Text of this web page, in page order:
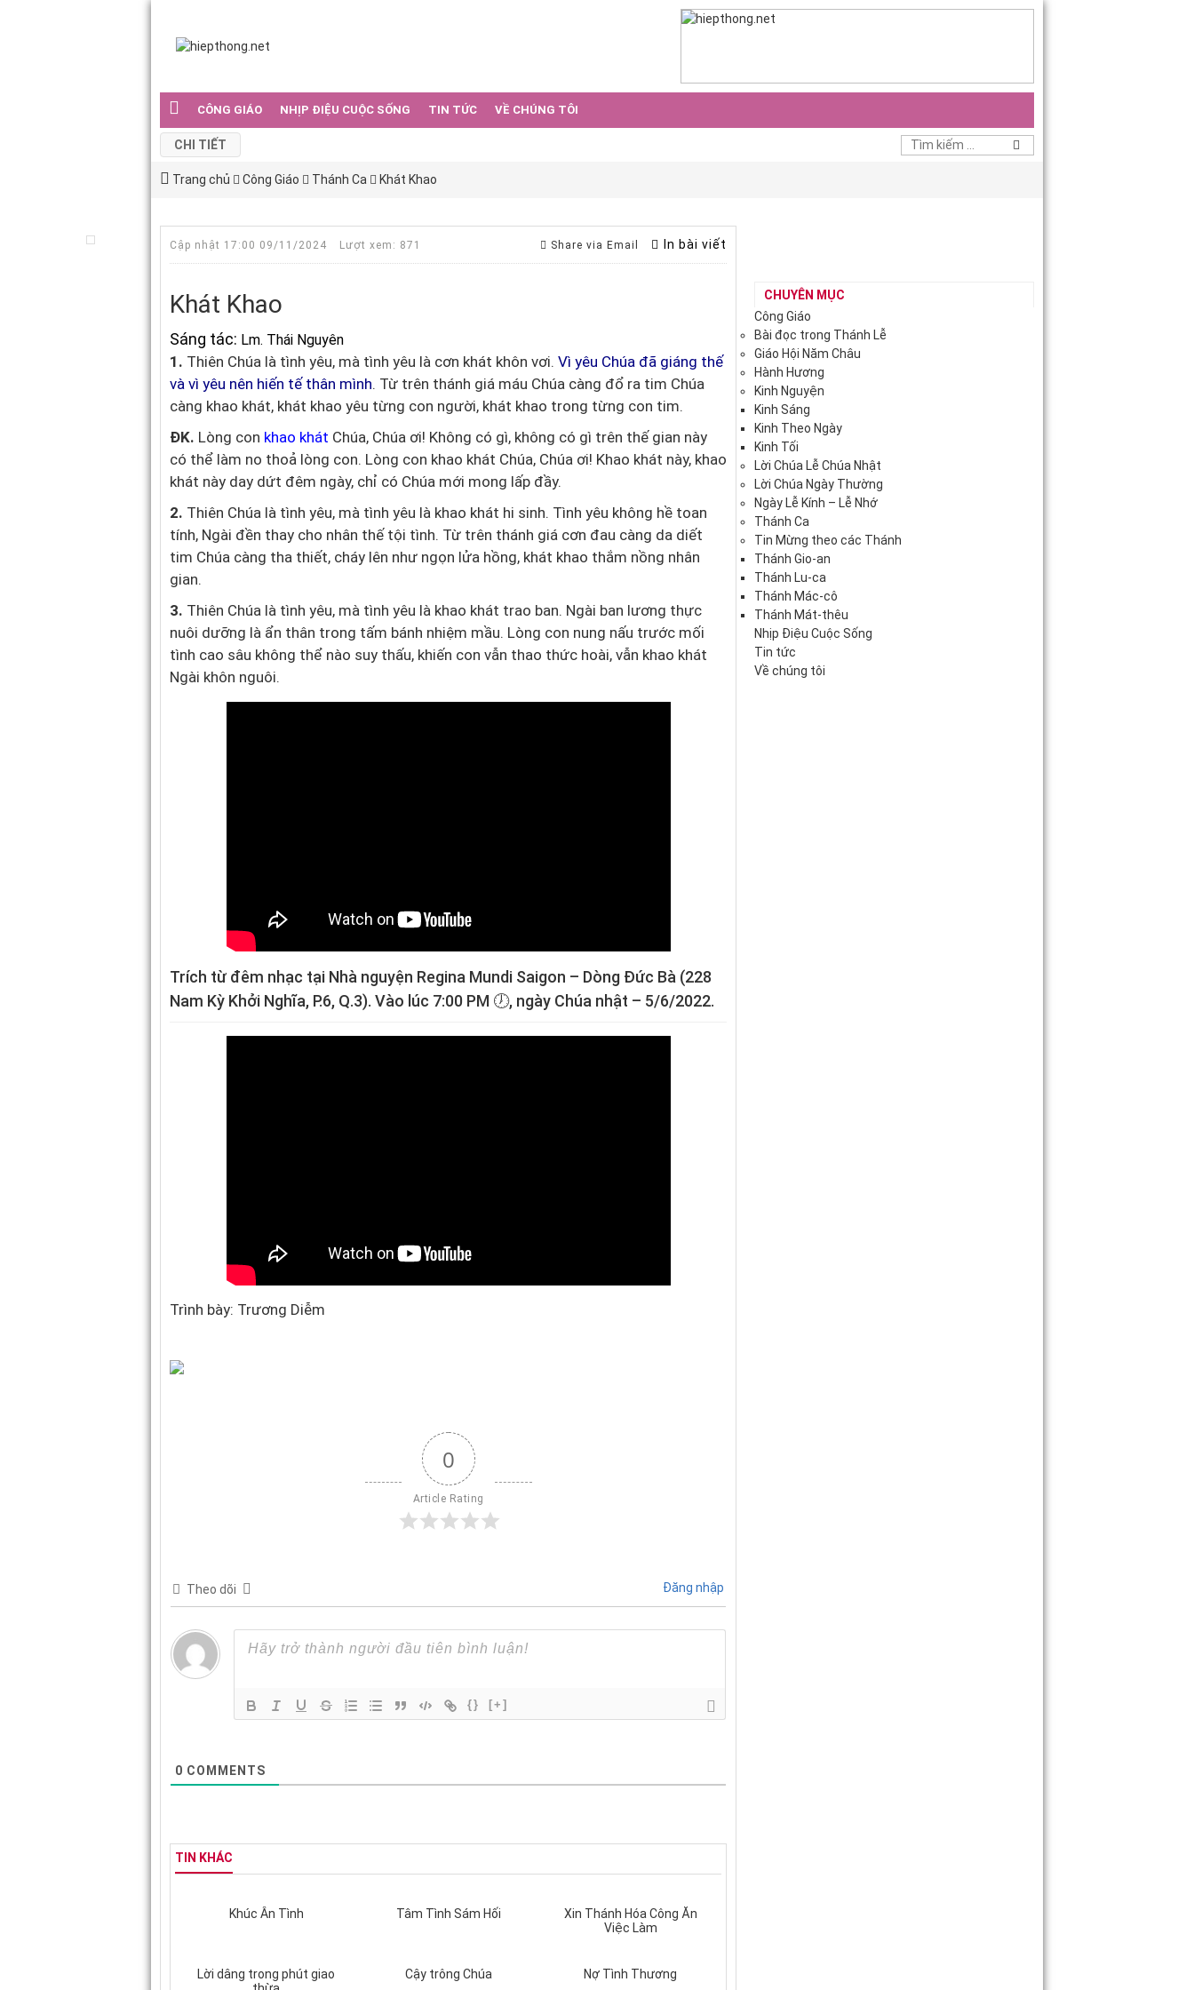
CÔNG GIÁO NHỊP ĐIỆU CUỘC SỐNG TIN TỨC VỀ CHÚNG TÔI
CHI TIẾT
Trang chủ Công Giáo Thánh Ca Khát Khao
Cập nhật 17:00 09/11/2024 Lượt xem: 871 Share via Email In bài viết
Khát Khao
Sáng tác: Lm. Thái Nguyên
1. Thiên Chúa là tình yêu, mà tình yêu là cơn khát khôn vơi. Vì yêu Chúa đã giáng thế
và vì yêu nên hiến tế thân mình. Từ trên thánh giá máu Chúa càng đổ ra tim Chúa
càng khao khát, khát khao yêu từng con người, khát khao trong từng con tim.
ĐK. Lòng con khao khát Chúa, Chúa ơi! Không có gì, không có gì trên thế gian này
có thể làm no thoả lòng con. Lòng con khao khát Chúa, Chúa ơi! Khao khát này, khao
khát này day dứt đêm ngày, chỉ có Chúa mới mong lấp đầy.
2. Thiên Chúa là tình yêu, mà tình yêu là khao khát hi sinh. Tình yêu không hề toan
tính, Ngài đền thay cho nhân thế tội tình. Từ trên thánh giá cơn đau càng da diết
tim Chúa càng tha thiết, cháy lên như ngọn lửa hồng, khát khao thắm nồng nhân
gian.
3. Thiên Chúa là tình yêu, mà tình yêu là khao khát trao ban. Ngài ban lương thực
nuôi dưỡng là ẩn thân trong tấm bánh nhiệm mầu. Lòng con nung nấu trước mối
tình cao sâu không thể nào suy thấu, khiến con vẫn thao thức hoài, vẫn khao khát
Ngài khôn nguôi.
Trích từ đêm nhạc tại Nhà nguyện Regina Mundi Saigon – Dòng Đức Bà (228
Nam Kỳ Khởi Nghĩa, P.6, Q.3). Vào lúc 7:00 PM 🕖, ngày Chúa nhật – 5/6/2022.
Trình bày: Trương Diễm
0
Article Rating
Theo dõi Đăng nhập
{} [+]
0 COMMENTS
TIN KHÁC
Khúc Ân Tình Tâm Tình Sám Hối
Xin Thánh Hóa Công Ăn
Việc Làm
Lời dâng trong phút giao
Cậy trông Chúa Nợ Tình Thương
CHUYÊN MỤC
Công Giáo
Bài đọc trong Thánh Lễ
Giáo Hội Năm Châu
Hành Hương
Kinh Nguyện
Kinh Sáng
Kinh Theo Ngày
Kinh Tối
Lời Chúa Lễ Chúa Nhật
Lời Chúa Ngày Thường
Ngày Lễ Kính – Lễ Nhớ
Thánh Ca
Tin Mừng theo các Thánh
Thánh Gio-an
Thánh Lu-ca
Thánh Mác-cô
Thánh Mát-thêu
Nhịp Điệu Cuộc Sống
Tin tức
Về chúng tôi